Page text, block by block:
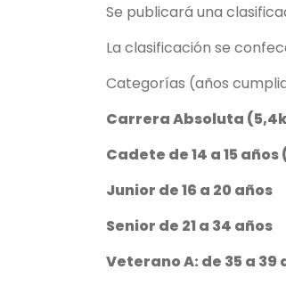
Se publicará una
La clasificación se
Categorías (años
Carrera Absoluta
Cadete de 14 a 15
Junior de 16 a 20 años
Senior de 21 a 34 años
Veterano A: de 35 a 39